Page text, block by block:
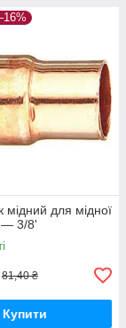
мідний для мідної
— 3/8'
81,40 ₴
Купити